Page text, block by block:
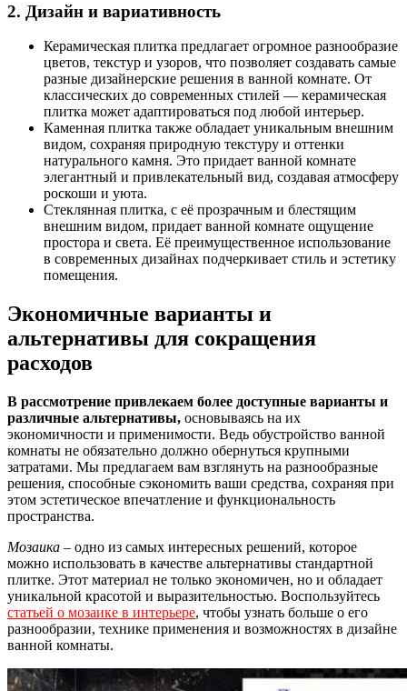
2. Дизайн и вариативность
Керамическая плитка предлагает огромное разнообразие
цветов, текстур и узоров, что позволяет создавать самые
разные дизайнерские решения в ванной комнате. От
классических до современных стилей — керамическая
плитка может адаптироваться под любой интерьер.
Каменная плитка также обладает уникальным внешним
видом, сохраняя природную текстуру и оттенки
натурального камня. Это придает ванной комнате
элегантный и привлекательный вид, создавая атмосферу
роскоши и уюта.
Стеклянная плитка, с её прозрачным и блестящим
внешним видом, придает ванной комнате ощущение
простора и света. Её преимущественное использование
в современных дизайнах подчеркивает стиль и эстетику
помещения.
Экономичные варианты и
альтернативы для сокращения
расходов
В рассмотрение привлекаем более доступные варианты и
различные альтернативы, основываясь на их
экономичности и применимости. Ведь обустройство ванной
комнаты не обязательно должно обернуться крупными
затратами. Мы предлагаем вам взглянуть на разнообразные
решения, способные сэкономить ваши средства, сохраняя при
этом эстетическое впечатление и функциональность
пространства.
Мозаика – одно из самых интересных решений, которое
можно использовать в качестве альтернативы стандартной
плитке. Этот материал не только экономичен, но и обладает
уникальной красотой и выразительностью. Воспользуйтесь
статьей о мозаике в интерьере, чтобы узнать больше о его
разнообразии, технике применения и возможностях в дизайне
ванной комнаты.